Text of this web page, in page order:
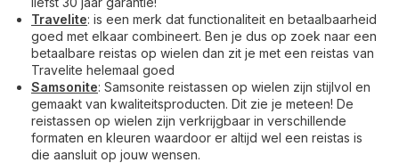
Travelite: is een merk dat functionaliteit en betaalbaarheid
goed met elkaar combineert. Ben je dus op zoek naar een
betaalbare reistas op wielen dan zit je met een reistas van
Travelite helemaal goed
Samsonite: Samsonite reistassen op wielen zijn stijlvol en
gemaakt van kwaliteitsproducten. Dit zie je meteen! De
reistassen op wielen zijn verkrijgbaar in verschillende
formaten en kleuren waardoor er altijd wel een reistas is
die aansluit op jouw wensen.